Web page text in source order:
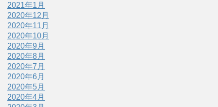
2021年1月
2020年12月
2020年11月
2020年10月
2020年9月
2020年8月
2020年7月
2020年6月
2020年5月
2020年4月